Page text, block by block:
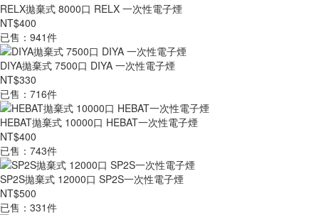
RELX拋棄式 8000口 RELX 一次性電子煙
NT$400
已售：941件
DIYA拋棄式 7500口 DIYA 一次性電子煙
NT$330
已售：716件
HEBAT拋棄式 10000口 HEBAT一次性電子煙
NT$400
已售：743件
SP2S拋棄式 12000口 SP2S一次性電子煙
NT$500
已售：331件